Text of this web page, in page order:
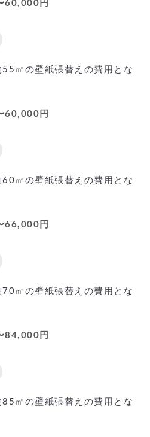
60,000円
㎡の壁紙張替えの費用とな
60,000円
㎡の壁紙張替えの費用とな
66,000円
㎡の壁紙張替えの費用とな
84,000円
㎡の壁紙張替えの費用とな